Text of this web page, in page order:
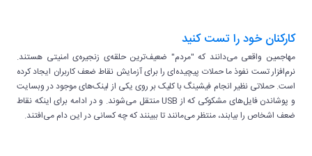
کارکنان خود را تست کنید
مهاجمین واقعی می‌دانند که "مردم" ضعیف‌ترین حلقه‌ی زنجیره‌ی امنیتی هستند.
نرم‌افزار تست نفوذ ما حملات پیچیده‌ای را برای آزمایش نقاط ضعف کاربران ایجاد کرده
است. حملاتی نظیر انجام فیشینگ با کلیک بر روی یکی از لینک‌های موجود در وبسایت
و پوشاندن فایل‌های مشکوکی که از USB منتقل می‌شوند. و در ادامه برای اینکه نقاط
ضعف اشخاص را بیابند، منتظر می‌مانند تا ببینند که چه کسانی در این دام می‌افتند.